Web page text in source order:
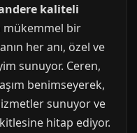
kaliteli
mükemmel bir
her anı, özel ve
sunuyor. Ceren,
benimseyerek,
sunuyor ve
hitap ediyor.